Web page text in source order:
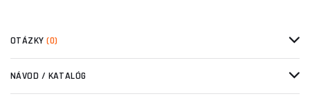
OTÁZKY(0)
NÁVOD / KATALÓG